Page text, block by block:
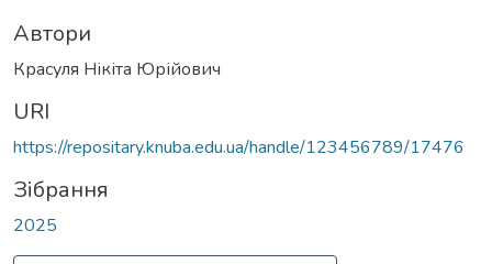
Автори
Красуля Нікіта Юрійович
URI
https://repositary.knuba.edu.ua/handle/123456789/17476
Зібрання
2025